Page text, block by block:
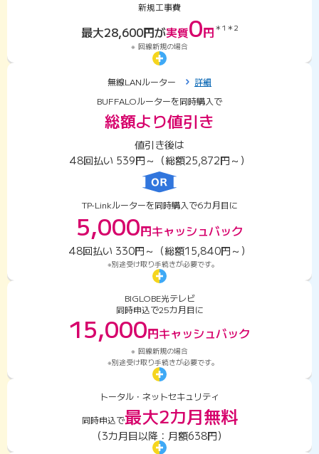
新規工事費
最大28,600円が実質0円 ＊1 ＊2
回線新規の場合
無線LANルーター
詳細
BUFFALOルーターを同時購入で
総額より値引き
値引き後は
48回払い 539円～（総額25,872円～）
TP-Linkルーターを同時購入で6カ月目に
5,000円キャッシュバック
48回払い 330円～（総額15,840円～）
別途受け取り手続きが必要です。
BIGLOBE光テレビ
同時申込で25カ月目に
15,000円キャッシュバック
回線新規の場合
別途受け取り手続きが必要です。
トータル・ネットセキュリティ
同時申込で最大2カ月無料
（3カ月目以降：月額638円）